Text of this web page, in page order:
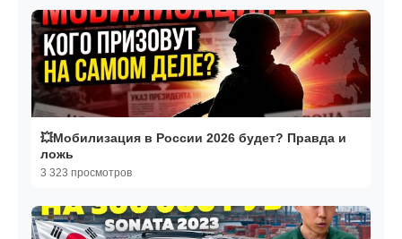
💥Мобилизация в России 2026 будет? Правда и
ложь
3 323 просмотров